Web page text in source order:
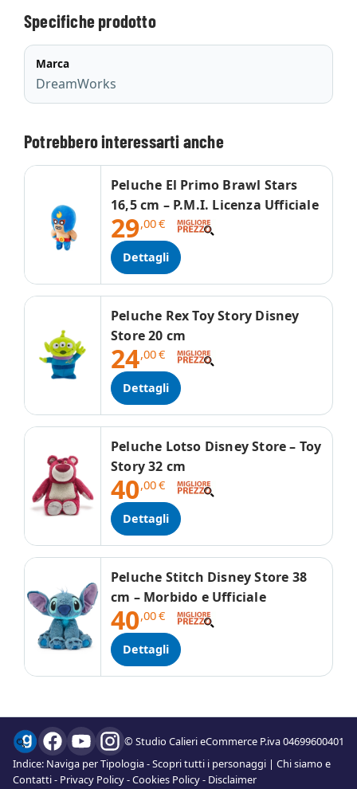
Specifiche prodotto
Marca
DreamWorks
Potrebbero interessarti anche
Peluche El Primo Brawl Stars
16,5 cm – P.M.I. Licenza Ufficiale
29,00€
Dettagli
Peluche Rex Toy Story Disney
Store 20 cm
24,00€
Dettagli
Peluche Lotso Disney Store – Toy
Story 32 cm
40,00€
Dettagli
Peluche Stitch Disney Store 38
cm – Morbido e Ufficiale
40,00€
Dettagli
© Studio Calieri eCommerce P.iva 04699600401
Indice: Naviga per Tipologia-Scopri tutti i personaggi | Chi siamo e
Contatti- Privacy Policy-Cookies Policy- Disclaimer